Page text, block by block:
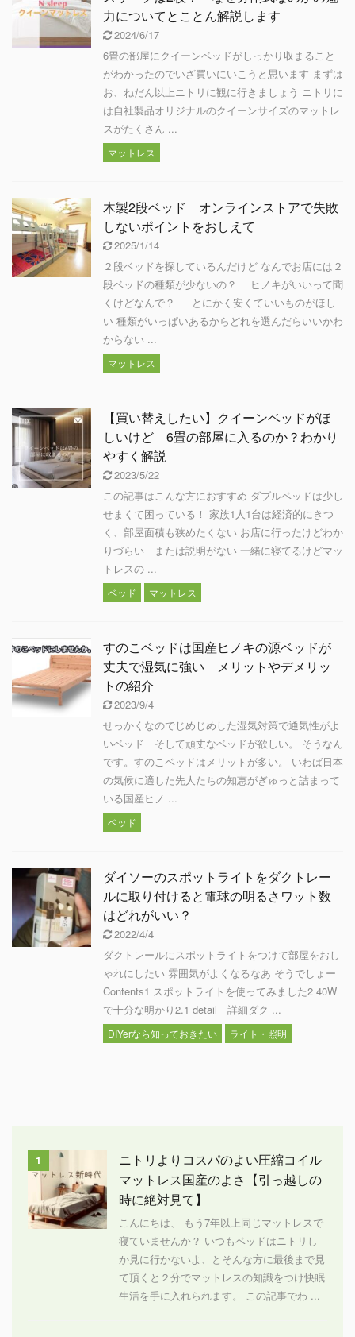
力についてとことん解説します
2024/6/17
6畳の部屋にクイーンベッドがしっかり収まること
がわかったのでいざ買いにいこうと思います まずは
お、ねだん以上ニトリに観に行きましょう ニトリに
は自社製品オリジナルのクイーンサイズのマットレ
スがたくさん ...
マットレス
木製2段ベッド オンラインストアで失敗
しないポイントをおしえて
2025/1/14
２段ベッドを探しているんだけど なんでお店には２
段ベッドの種類が少ないの？ ヒノキがいいって聞
くけどなんで？ とにかく安くていいものがほし
い 種類がいっぱいあるからどれを選んだらいいかわ
からない ...
マットレス
【買い替えしたい】クイーンベッドがほ
しいけど 6畳の部屋に入るのか？わかり
やすく解説
2023/5/22
この記事はこんな方におすすめ ダブルベッドは少し
せまくて困っている！ 家族1人1台は経済的にきつ
く、部屋面積も狭めたくない お店に行ったけどわか
りづらい または説明がない 一緒に寝てるけどマッ
トレスの ...
ベッド マットレス
すのこベッドは国産ヒノキの源ベッドが
丈夫で湿気に強い メリットやデメリッ
トの紹介
2023/9/4
せっかくなのでじめじめした湿気対策で通気性がよ
いベッド そして頑丈なベッドが欲しい。 そうなん
です。すのこベッドはメリットが多い。 いわば日本
の気候に適した先人たちの知恵がぎゅっと詰まって
いる国産ヒノ ...
ベッド
ダイソーのスポットライトをダクトレー
ルに取り付けると電球の明るさワット数
はどれがいい？
2022/4/4
ダクトレールにスポットライトをつけて部屋をおし
ゃれにしたい 雰囲気がよくなるなあ そうでしょー
Contents1 スポットライトを使ってみました2 40W
で十分な明かり2.1 detail 詳細ダク ...
DIYerなら知っておきたい ライト・照明
1
ニトリよりコスパのよい圧縮コイル
マットレス国産のよさ【引っ越しの
時に絶対見て】
こんにちは、 もう7年以上同じマットレスで
寝ていませんか？ いつもベッドはニトリし
か見に行かないよ、とそんな方に最後まで見
て頂くと２分でマットレスの知識をつけ快眠
生活を手に入れられます。 この記事でわ ...